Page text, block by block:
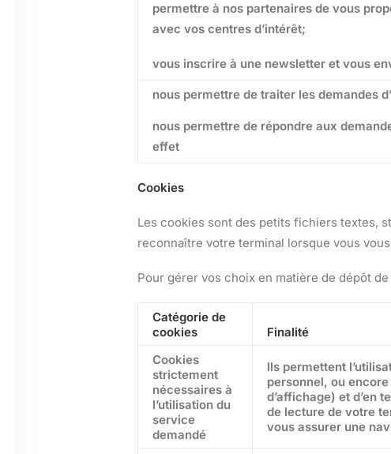
permettre à nos partenaires de vous
avec vos centres d’intérêt;
vous inscrire à une newsletter et vous
nous permettre de traiter les demandes
nous permettre de répondre aux
effet
Cookies
Les cookies sont des petits fichiers textes,
reconnaître votre terminal lorsque vous
Pour gérer vos choix en matière de dépôt
Catégorie de
cookies
Finalité
Cookies
strictement
nécessaires à
l’utilisation du
service
demandé
Ils permettent
personnel, ou
d’affichage) et d’en
de lecture de votre
vous assurer une